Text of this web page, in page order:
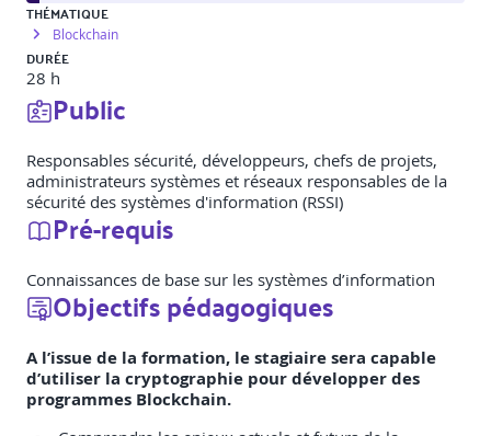
THÉMATIQUE
Blockchain
DURÉE
28 h
Public
Responsables sécurité, développeurs, chefs de projets,
administrateurs systèmes et réseaux responsables de la
sécurité des systèmes d'information (RSSI)
Pré-requis
Connaissances de base sur les systèmes d’information
Objectifs pédagogiques
A l’issue de la formation, le stagiaire sera capable
d’utiliser la cryptographie pour développer des
programmes Blockchain.